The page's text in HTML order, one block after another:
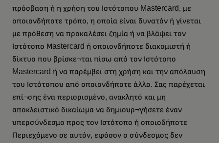
πρόσβαση ή η χρήση του Ιστότοπου Mastercard, με
οποιονδήποτε τρόπο, η οποία είναι δυνατόν ή γίνεται
με πρόθεση να προκαλέσει ζημία ή να βλάψει τον
Ιστότοπο Μastercard ή οποιονδήποτε διακομιστή ή
δίκτυο που βρίσκε¬ται πίσω από τον Ιστότοπο
Mastercard ή να παρέμβει στη χρήση και την απόλαυση
του Ιστότοπου από οποιονδήποτε άλλο. Σας παρέχεται
επί¬σης ένα περιορισμένο, ανακλητό και μη
αποκλειστικό δικαίωμα να δημιουρ¬γήσετε έναν
υπερσύνδεσμο προς τον Ιστότοπο ή οποιοδήποτε
Περιεχόμενο σε αυτόν, εφόσον ο σύνδεσμος δεν